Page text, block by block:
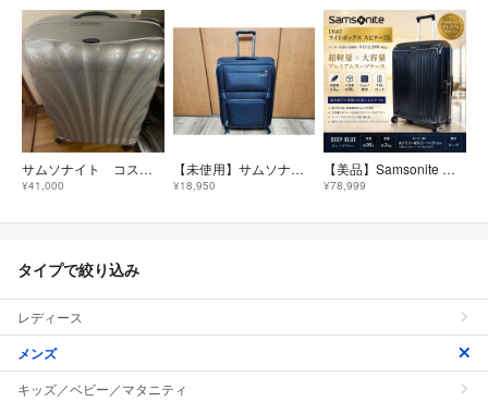
サムソナイト コスモライトスピナー 特大スーツケース
¥41,000
【未使用】サムソナイト68/75L モメンタス
¥18,950
【美品】Samsonite ライトボックス スピナー75 98L TSAロック
¥78,999
タイプで絞り込み
レディース
メンズ
キッズ／ベビー／マタニティ